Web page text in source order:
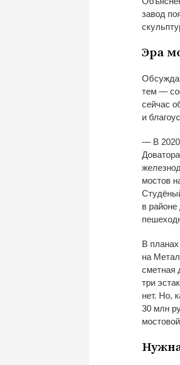
завод
Эра
тем —
сейчас
и
— В
Доватора
мостов
в
В
на
сметная
три
нет. Но,
30 млн